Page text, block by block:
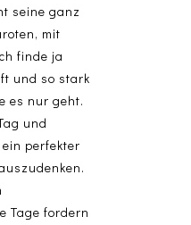
seine ganz
mit
finde ja
und so stark
es nur geht.
und
perfekter
Tage fordern